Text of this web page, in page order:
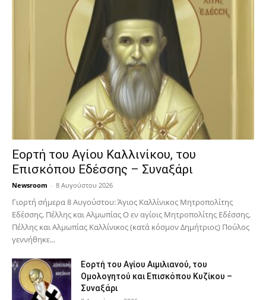
Εορτή του Αγίου Καλλινίκου, του
Επισκόπου Εδέσσης – Συναξάρι
Newsroom - 8 Αυγούστου 2026
Γιορτή σήμερα 8 Αυγούστου: Άγιος Καλλίνικος Μητροπολίτης
Εδέσσης, Πέλλης και Αλμωπίας Ο εν αγίοις Μητροπολίτης Εδέσσης,
Πέλλης και Αλμωπίας Καλλίνικος (κατά κόσμον Δημήτριος) Πούλος
γεννήθηκε...
Εορτή του Αγίου Αιμιλιανού, του
Ομολογητού και Επισκόπου Κυζίκου –
Συναξάρι